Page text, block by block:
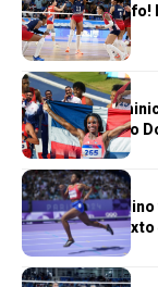
¡Segundo triunfo!
DEPORTES
República
títulos en Santo
DEPORTES
¡Marileidy
en el relevo mixto
DEPORTES